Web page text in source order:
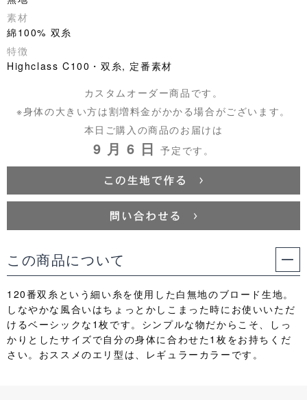
素材
綿100% 双糸
特徴
Highclass C100・双糸, 定番素材
カスタムオーダー商品です。
※身体の大きい方は割増料金がかかる場合がございます。
本日ご購入の商品のお届けは
9 月 6 日予定です。
この商品について
120番双糸という細い糸を使用した白無地のブロード生地。
しなやかな風合いはちょっとかしこまった時にお使いいただ
けるベーシックな1枚です。シンプルな物だからこそ、しっ
かりとしたサイズで自分の身体に合わせた1枚をお持ちくだ
さい。おススメのエリ型は、レギュラーカラーです。